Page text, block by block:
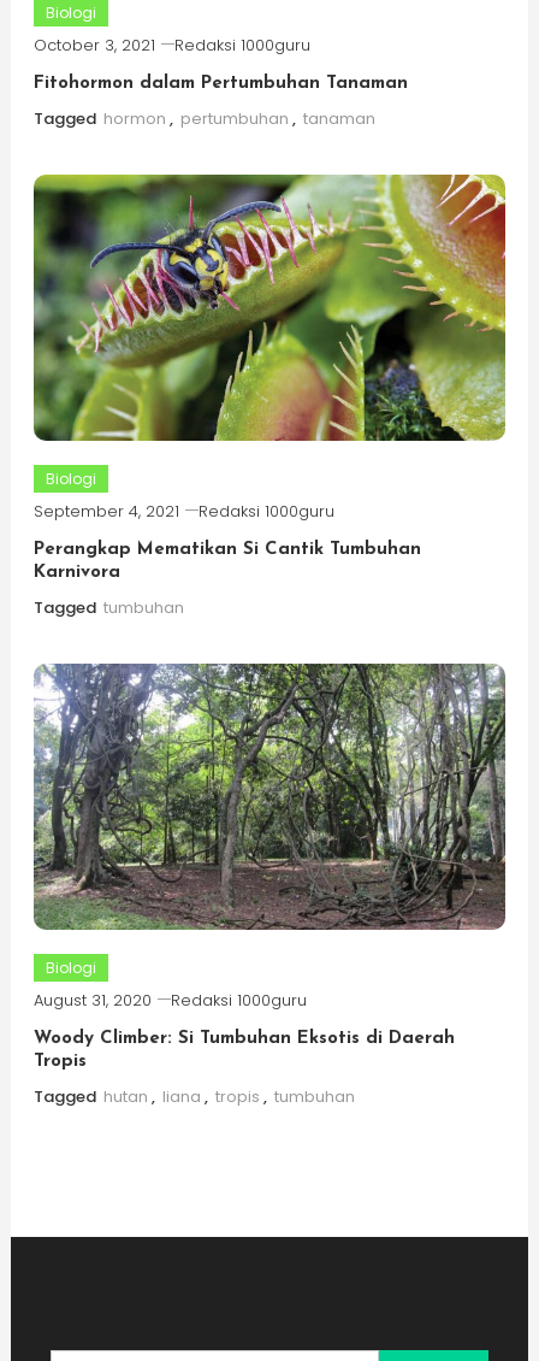
Biologi
October 3, 2021 Redaksi 1000guru
Fitohormon dalam Pertumbuhan Tanaman
Tagged hormon , pertumbuhan , tanaman
Biologi
September 4, 2021 Redaksi 1000guru
Perangkap Mematikan Si Cantik Tumbuhan
Karnivora
Tagged tumbuhan
Biologi
August 31, 2020 Redaksi 1000guru
Woody Climber: Si Tumbuhan Eksotis di Daerah
Tropis
Tagged hutan , liana , tropis , tumbuhan